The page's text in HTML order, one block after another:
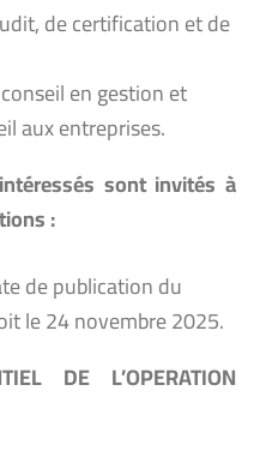
de certification et de
en gestion et
aux entreprises.
sont invités à
:
de publication du
le 24 novembre 2025.
DE L’OPERATION